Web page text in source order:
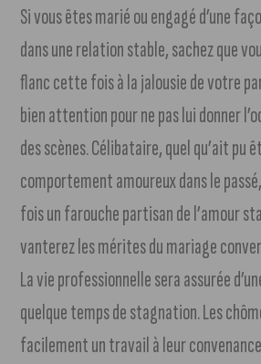
Si vous êtes marié ou engagé d’une
dans une relation stable, sachez que
flanc cette fois à la jalousie de votre
bien attention pour ne pas lui donner
des scènes. Célibataire, quel qu’ait pu
comportement amoureux dans le
fois un farouche partisan de l’amour
vanterez les mérites du mariage
La vie professionnelle sera assurée
quelque temps de stagnation. Les
facilement un travail à leur